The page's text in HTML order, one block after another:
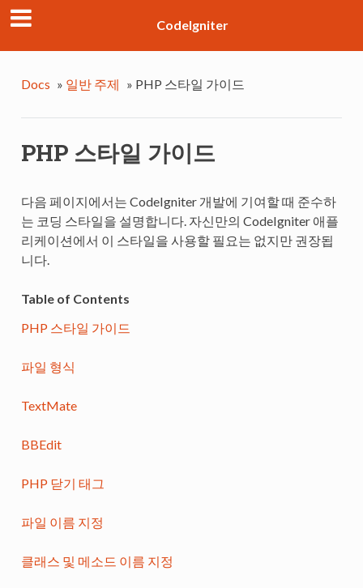
CodeIgniter
Docs » 일반 주제 » PHP 스타일 가이드
PHP 스타일 가이드
다음 페이지에서는 CodeIgniter 개발에 기여할 때 준수하
는 코딩 스타일을 설명합니다. 자신만의 CodeIgniter 애플
리케이션에서 이 스타일을 사용할 필요는 없지만 권장됩
니다.
Table of Contents
PHP 스타일 가이드
파일 형식
TextMate
BBEdit
PHP 닫기 태그
파일 이름 지정
클래스 및 메소드 이름 지정